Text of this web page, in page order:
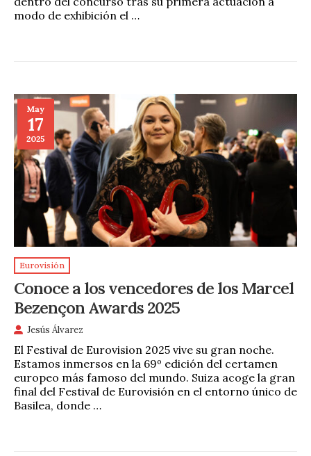
modo de exhibición el …
May
17
2025
Eurovisión
Conoce a los vencedores de los Marcel
Bezençon Awards 2025
Jesús Álvarez
El Festival de Eurovision 2025 vive su gran noche.
Estamos inmersos en la 69º edición del certamen
europeo más famoso del mundo. Suiza acoge la gran
final del Festival de Eurovisión en el entorno único de
Basilea, donde …